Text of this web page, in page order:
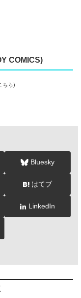
COMICS)
ちら)
Bluesky
はてブ
LinkedIn